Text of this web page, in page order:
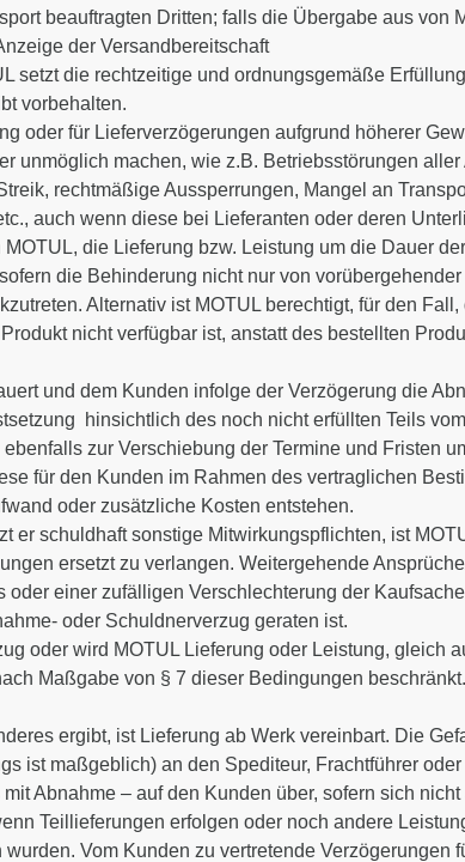
beauftragten Dritten; falls die Übergabe aus von
der Versandbereitschaft
setzt die rechtzeitige und ordnungsgemäße
vorbehalten.
oder für Lieferverzögerungen aufgrund höherer
unmöglich machen, wie z.B. Betriebsstörungen
rechtmäßige Aussperrungen, Mangel an
auch wenn diese bei Lieferanten oder deren
die Lieferung bzw. Leistung um die Dauer
die Behinderung nicht nur von
Alternativ ist MOTUL berechtigt, für den
nicht verfügbar ist, anstatt des bestellten
und dem Kunden infolge der Verzögerung die
hinsichtlich des noch nicht erfüllten Teils
zur Verschiebung der Termine und Fristen
für den Kunden im Rahmen des vertraglichen
oder zusätzliche Kosten entstehen.
er schuldhaft sonstige Mitwirkungspflichten, ist
ersetzt zu verlangen. Weitergehende
oder einer zufälligen Verschlechterung der
oder Schuldnerverzug geraten ist.
oder wird MOTUL Lieferung oder Leistung, gleich
Maßgabe von § 7 dieser Bedingungen beschränkt.
ergibt, ist Lieferung ab Werk vereinbart. Die
ist maßgeblich) an den Spediteur, Frachtführer
Abnahme – auf den Kunden über, sofern sich
Teillieferungen erfolgen oder noch andere
Vom Kunden zu vertretende Verzögerungen